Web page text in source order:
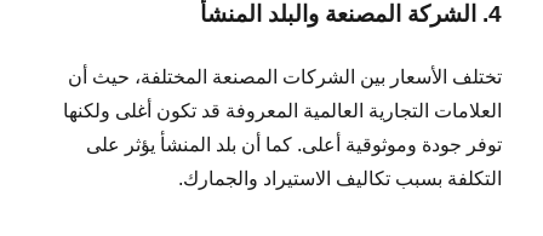
4. الشركة المصنعة والبلد المنشأ
تختلف الأسعار بين الشركات المصنعة المختلفة، حيث أن
العلامات التجارية العالمية المعروفة قد تكون أغلى ولكنها
توفر جودة وموثوقية أعلى. كما أن بلد المنشأ يؤثر على
التكلفة بسبب تكاليف الاستيراد والجمارك.